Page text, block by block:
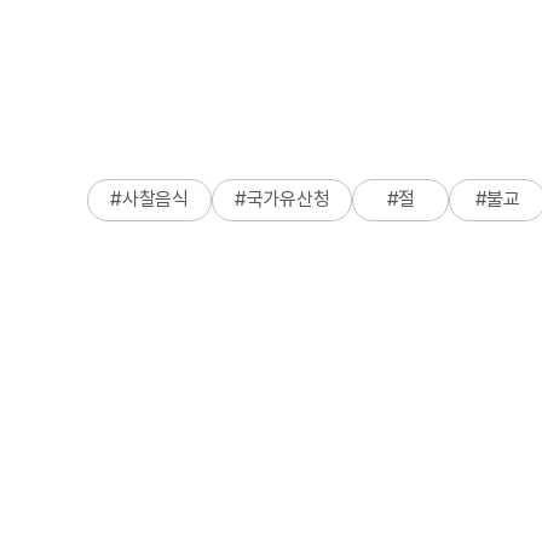
#사찰음식 #국가유산청 #절 #불교